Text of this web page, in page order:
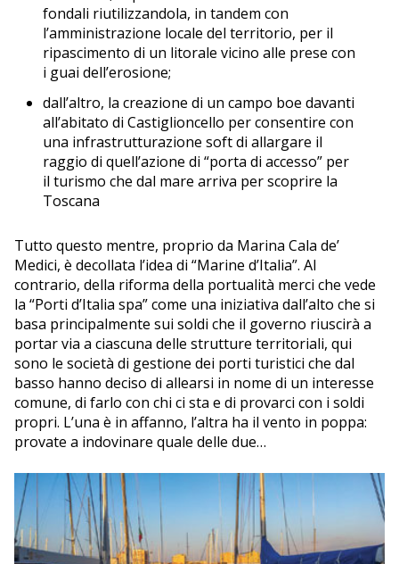
fondali riutilizzandola, in tandem con
l’amministrazione locale del territorio, per il
ripascimento di un litorale vicino alle prese con
i guai dell’erosione;
dall’altro, la creazione di un campo boe davanti
all’abitato di Castiglioncello per consentire con
una infrastrutturazione soft di allargare il
raggio di quell’azione di “porta di accesso” per
il turismo che dal mare arriva per scoprire la
Toscana
Tutto questo mentre, proprio da Marina Cala de’
Medici, è decollata l’idea di “Marine d’Italia”. Al
contrario, della riforma della portualità merci che vede
la “Porti d’Italia spa” come una iniziativa dall’alto che si
basa principalmente sui soldi che il governo riuscirà a
portar via a ciascuna delle strutture territoriali, qui
sono le società di gestione dei porti turistici che dal
basso hanno deciso di allearsi in nome di un interesse
comune, di farlo con chi ci sta e di provarci con i soldi
propri. L’una è in affanno, l’altra ha il vento in poppa:
provate a indovinare quale delle due…